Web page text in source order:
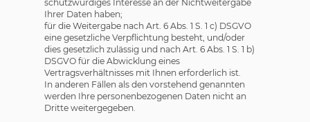
schutzwürdiges Interesse an der Nichtweitergabe
Ihrer Daten haben;
für die Weitergabe nach Art. 6 Abs. 1 S. 1 c) DSGVO
eine gesetzliche Verpflichtung besteht, und/oder
dies gesetzlich zulässig und nach Art. 6 Abs. 1 S. 1 b)
DSGVO für die Abwicklung eines
Vertragsverhältnisses mit Ihnen erforderlich ist.
In anderen Fällen als den vorstehend genannten
werden Ihre personenbezogenen Daten nicht an
Dritte weitergegeben.